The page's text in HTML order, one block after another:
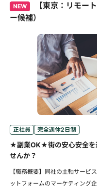
NEW
【東京：リモー
ー候補）
正社員 完全週休2日制
★副業OK★街の安心安全を
せんか？
【職務概要】同社の主軸サービ
ットフォームのマーケティング